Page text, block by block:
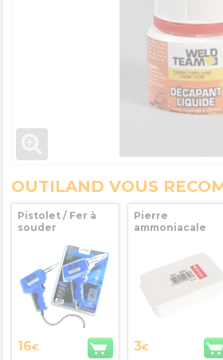
OUTILAND VOUS
Pistolet / Fer à
souder
16€
Pierre
ammoniacale
3€